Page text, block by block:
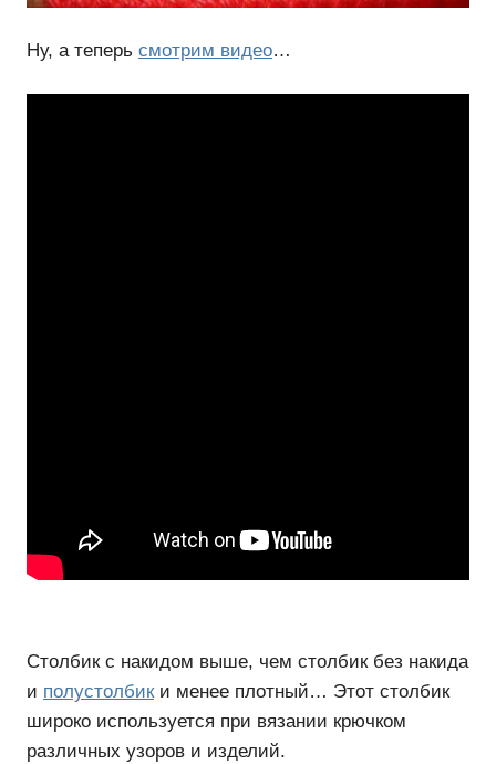
Ну, а теперь смотрим видео…
Столбик с накидом выше, чем столбик без накида
и полустолбики менее плотный… Этот столбик
широко используется при вязании крючком
различных узоров и изделий.